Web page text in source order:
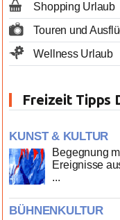
Shopping Urlaub
Touren und
Wellness Urlaub
Freizeit Tipps
KUNST & KULTUR
Begegnung
Ereignisse
...
BÜHNENKULTUR